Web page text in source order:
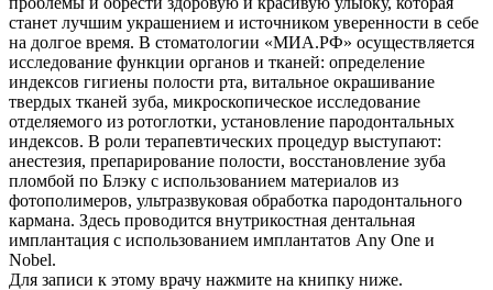
станет лучшим украшением и источником уверенности в себе
на долгое время. В стоматологии «МИА.РФ» осуществляется
исследование функции органов и тканей: определение
индексов гигиены полости рта, витальное окрашивание
твердых тканей зуба, микроскопическое исследование
отделяемого из ротоглотки, установление пародонтальных
индексов. В роли терапевтических процедур выступают:
анестезия, препарирование полости, восстановление зуба
пломбой по Блэку с использованием материалов из
фотополимеров, ультразвуковая обработка пародонтального
кармана. Здесь проводится внутрикостная дентальная
имплантация с использованием имплантатов Any One и
Nobel.
Для записи к этому врачу нажмите на книпку ниже.